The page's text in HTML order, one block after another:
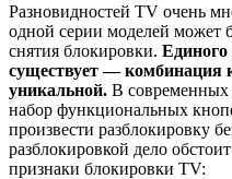
Разновидностей TV очень
одной серии моделей может
снятия блокировки. Единого
существует —
уникальной. В современных
набор функциональных
произвести разблокировку
разблокировкой дело
признаки блокировки TV: